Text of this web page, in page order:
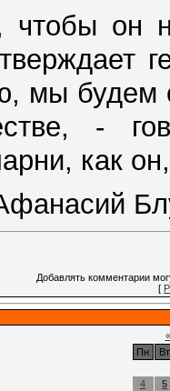
он
мы будем
-
как
Добавлять комментарии
[
«
Пн
Вт
4 5